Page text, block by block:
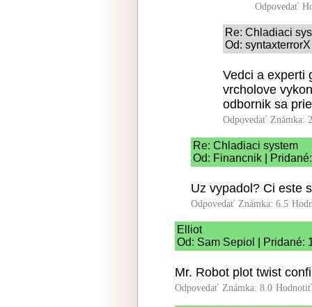
Odpovedať
Re: Chladiaci
Od:
Vedci a experti
vrcholove
odbornik sa
Odpovedať Známka:
Re: Chladiaci system
Od: Financnik |
Uz vypadol? Ci este
Odpovedať Známka: 6.5
Elliot
Od: Sam Sepiol | Pridané:
Mr. Robot plot twist
Odpovedať Známka: 8.0